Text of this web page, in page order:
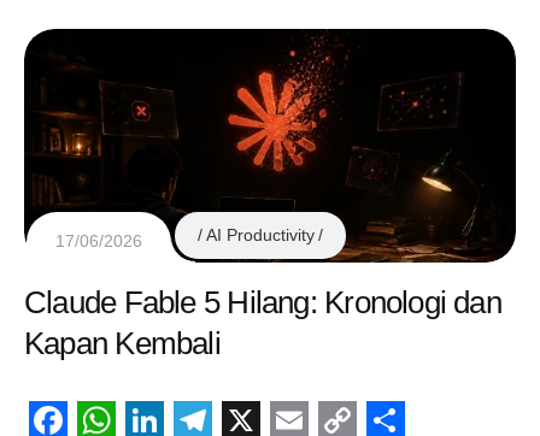
17/06/2026 AI Productivity
Claude Fable 5 Hilang: Kronologi dan
Kapan Kembali